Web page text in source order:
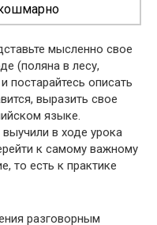
мысленно свое
(поляна в лесу,
описать
выразить свое
языке.
в ходе урока
к самому важному
то есть к практике
разговорным